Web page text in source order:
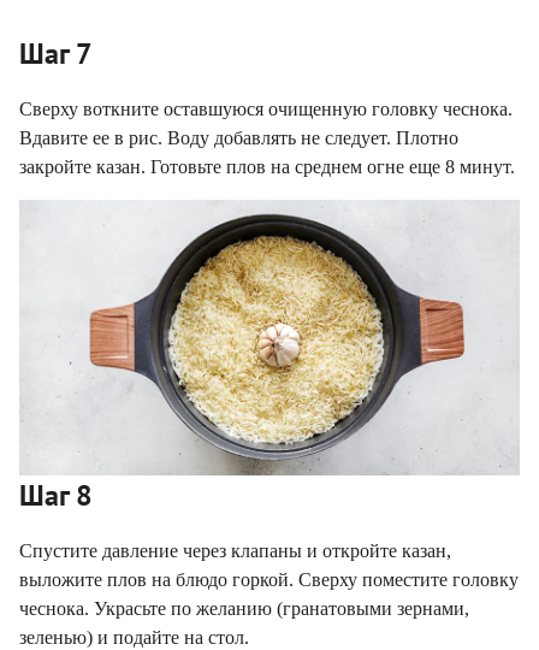
Шаг 7
Сверху воткните оставшуюся очищенную головку чеснока.
Вдавите ее в рис. Воду добавлять не следует. Плотно
закройте казан. Готовьте плов на среднем огне еще 8 минут.
Шаг 8
Спустите давление через клапаны и откройте казан,
выложите плов на блюдо горкой. Сверху поместите головку
чеснока. Украсьте по желанию (гранатовыми зернами,
зеленью) и подайте на стол.